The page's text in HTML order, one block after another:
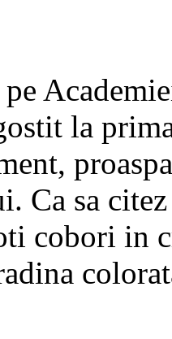
pe
la
Ca sa
cobori in